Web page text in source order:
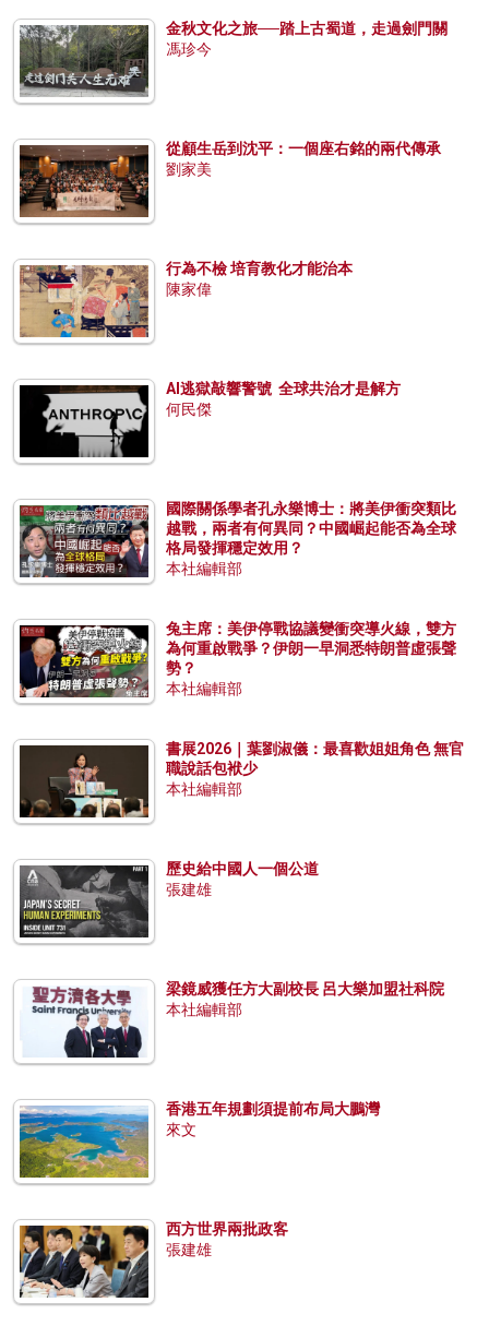
金秋文化之旅──踏上古蜀道，走過劍門關
馮珍今
從顧生岳到沈平：一個座右銘的兩代傳承
劉家美
行為不檢 培育教化才能治本
陳家偉
AI逃獄敲響警號 全球共治才是解方
何民傑
國際關係學者孔永樂博士：將美伊衝突類比
越戰，兩者有何異同？中國崛起能否為全球
格局發揮穩定效用？
本社編輯部
兔主席：美伊停戰協議變衝突導火線，雙方
為何重啟戰爭？伊朗一早洞悉特朗普虛張聲
勢？
本社編輯部
書展2026｜葉劉淑儀：最喜歡姐姐角色 無官
職說話包袱少
本社編輯部
歷史給中國人一個公道
張建雄
梁鏡威獲任方大副校長 呂大樂加盟社科院
本社編輯部
香港五年規劃須提前布局大鵬灣
來文
西方世界兩批政客
張建雄